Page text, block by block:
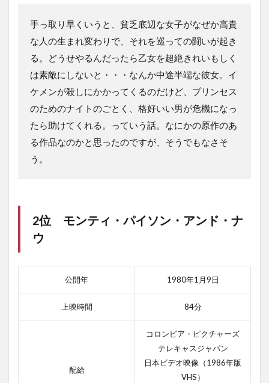
手っ取り早くいうと、貧乏底辺な女子がなぜか高貴
な人の生まれ変わりで、それを巡っての闘いが起き
る。どうせやるんだったら乙女を超絶きれいもしく
は素敵にしないと・・・なんか中途半端な彼女。イ
ケメンが殺しにかかってくるのだけど、プリンセス
のためのナイトのごとく、格好いい男が危機になっ
たら助けてくれる。っていう話。なにかの原作のあ
る作品なのかと思ったのですが、そうでもなさそ
う。
2位 モンティ・パイソン・アンド・ナ
ウ
公開年 1980年1月9日
上映時間 84分
配給
コロンビア・ピクチャーズ
テレキャスジャパン
日本ビデオ映像（1986年版
VHS）